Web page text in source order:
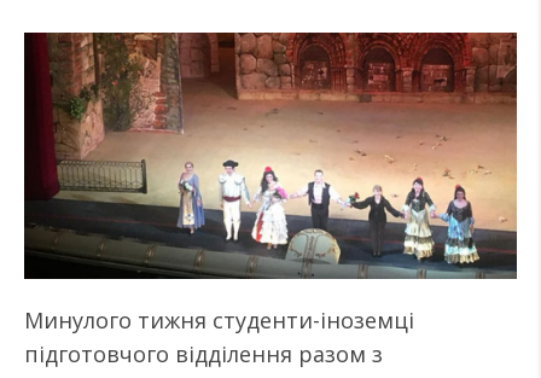
Минулого тижня студенти-іноземці
підготовчого відділення разом з